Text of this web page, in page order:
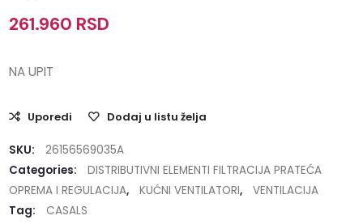
261.960 RSD
NA UPIT
Uporedi Dodaj u listu želja
SKU:
26156569035A
Categories:
DISTRIBUTIVNI ELEMENTI FILTRACIJA PRATEĆA
OPREMA I REGULACIJA, KUĆNI VENTILATORI,
VENTILACIJA
Tag:
CASALS